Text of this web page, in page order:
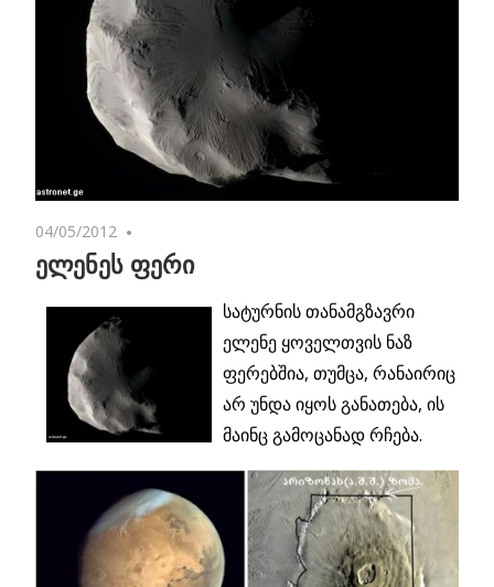
04/05/2012
ელენეს ფერი
სატურნის თანამგზავრი
ელენე ყოველთვის ნაზ
ფერებშია, თუმცა, რანაირიც
არ უნდა იყოს განათება, ის
მაინც გამოცანად რჩება.